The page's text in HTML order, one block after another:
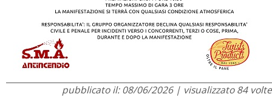
pubblicato il: 08/06/2026 | visualizzato 84 volte